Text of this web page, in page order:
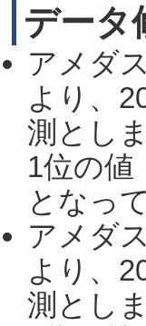
データ
アメダ
より、
測とし
1位の値
となっ
アメダ
より、
測とし